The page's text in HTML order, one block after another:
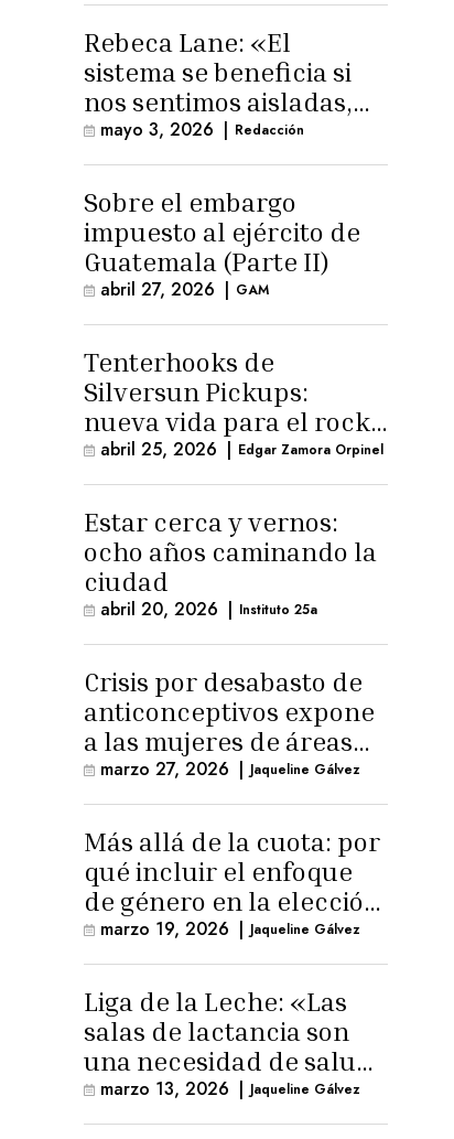
Rebeca Lane: «El
sistema se beneficia si
nos sentimos aisladas,
sin esperanza o espacio
para la ternura»
mayo 3, 2026 | Redacción
Sobre el embargo
impuesto al ejército de
Guatemala (Parte II)
abril 27, 2026 | GAM
Tenterhooks de
Silversun Pickups:
nueva vida para el rock
alternativo
abril 25, 2026 | Edgar Zamora Orpinel
Estar cerca y vernos:
ocho años caminando la
ciudad
abril 20, 2026 | Instituto 25a
Crisis por desabasto de
anticonceptivos expone
a las mujeres de áreas
rurales
marzo 27, 2026 | Jaqueline Gálvez
Más allá de la cuota: por
qué incluir el enfoque
de género en la elección
de Fiscal General
marzo 19, 2026 | Jaqueline Gálvez
Liga de la Leche: «Las
salas de lactancia son
una necesidad de salud
pública»
marzo 13, 2026 | Jaqueline Gálvez